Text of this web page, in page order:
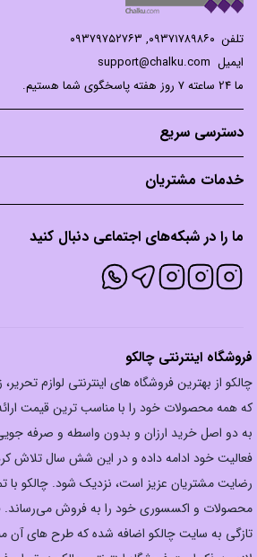
تلفن ۰۹۳۷۱۷۸۹۸۶۰, ۰۹۳۷۹۷۵۲۷۶۳
ایمیل support@chalku.com
ما 24 ساعته 7 روز هفته پاسخگوی شما هستیم.
دسترسی سریع
خدمات مشتریان
ما را در شبکه‌های اجتماعی دنبال کنید
فروشگاه اینترنتی چالکو
چالکو از بهترین فروشگاه های اینترنتی لوازم
که همه محصولات خود را با مناسب ترین قیمت
به دو اصل خرید ارزان‌ و بدون واسطه و صرفه
فعالیت خود ادامه داده و در این شش سال تلاش
رضایت مشتریان عزیز است، نزدیک شود. چالکو با
محصولات و اکسسوری خود را به فروش
تازگی به سایت چالکو اضافه شده که طرح های